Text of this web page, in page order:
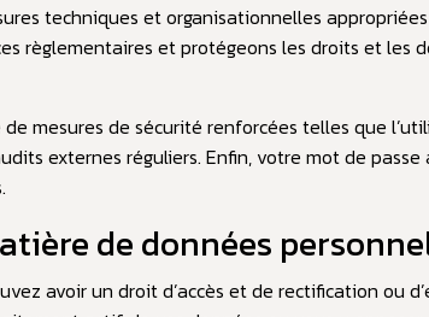
techniques et organisationnelles
règlementaires et protégeons les droits et
mesures de sécurité renforcées telles que
externes réguliers. Enfin, votre mot de
de données
avoir un droit d’accès et de rectification ou